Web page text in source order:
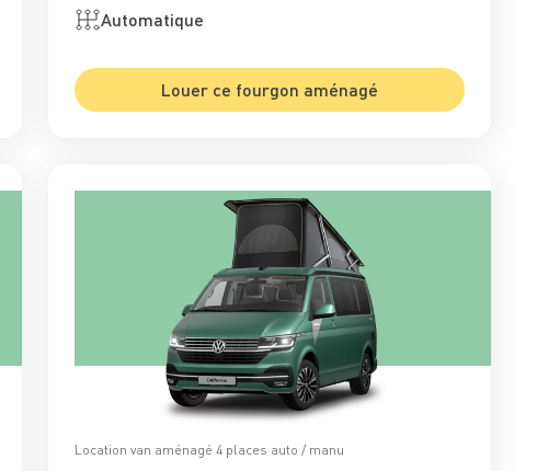
Automatique
Louer ce fourgon aménagé
Location van aménagé 4 places auto / manu